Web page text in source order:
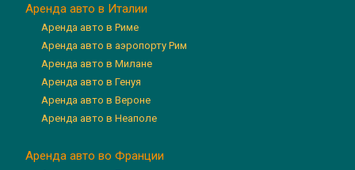
Аренда авто в Италии
Аренда авто в Риме
Аренда авто в аэропорту Рим
Аренда авто в Милане
Аренда авто в Генуя
Аренда авто в Вероне
Аренда авто в Неаполе
Аренда авто во Франции